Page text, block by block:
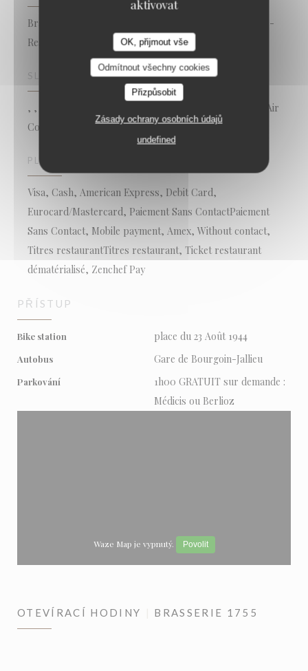
aktivovat
OK, přijmout vše
Odmítnout všechny cookies
Přizpůsobit
Zásady ochrany osobních údajů
undefined
Brasserie - Restaurant, , bar restaurant terrasse, Bar -
Restaurant - Cave à vins, Restaurant Bar Lounge
SLUŽBY
, , Private Hire, Air Conditioning, Hand Made Cuisine, Air
Conditioning,
Interdit aux chiens
PLATEBNÍ METODY
Visa, Cash, American Express, Debit Card,
Eurocard/Mastercard, Paiement Sans ContactPaiement
Sans Contact, Mobile payment, Amex, Without contact,
Titres restaurantTitres restaurant, Ticket restaurant
dématérialisé, Zenchef Pay
PŘÍSTUP
Bike station place du 23 Août 1944
Autobus Gare de Bourgoin-Jallieu
Parkování
1h00 GRATUIT sur demande :
Médicis ou Berlioz
Waze Map je vypnutý. Povolit
OTEVÍRACÍ HODINY BRASSERIE 1755